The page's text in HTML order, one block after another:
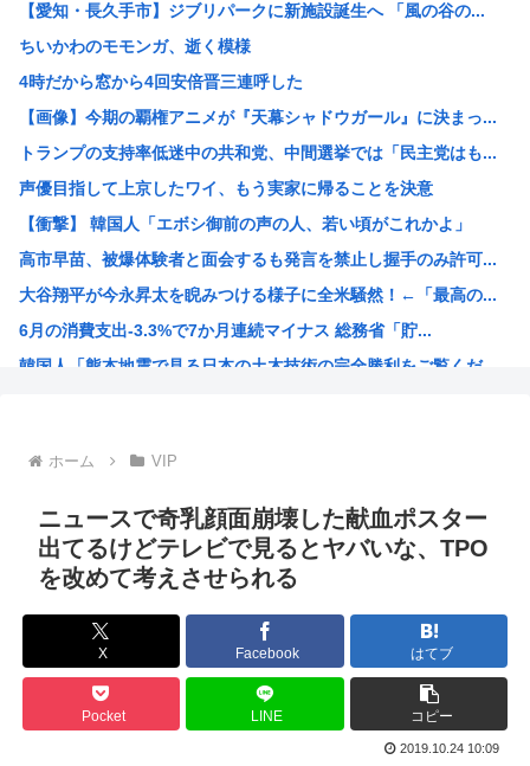
コメ卸大手さん、営業利益83%減 高値で買い込んだ米が売...
【画像】浴衣おつぱいたまらんwww
【画像】ココリコ田中「あかん、浜田メッチャ腹立つ奴やなぁ...
保護猫カフェで流血するくらい引っ掻かれちゃった店員さんか...
中国人のリウさん、新エネ車で国境越えたら遠隔操作で30時...
新幹線の指定席…早めに予約した通路側の席に、見知らぬ母子...
【悲報】なぜ、「日常系アニメ」は廃れたのか？
【画像】地方で閉店しまくったイトーヨーカドー、にじさんじ...
【画像】こういう水着ギャル好きなやつ
【悲報】20歳から8か月の年金未納、事故で手足3本を失う...
【愛知・長久手市】ジブリパークに新施設誕生へ 「風の谷の...
ちいかわのモモンガ、逝く模様
4時だから窓から4回安倍晋三連呼した
【画像】今期の覇権アニメが『天幕シャドウガール』に決まっ...
トランプの支持率低迷中の共和党、中間選挙では「民主党はも...
声優目指して上京したワイ、もう実家に帰ることを決意
【衝撃】 韓国人「エボシ御前の声の人、若い頃がこれかよ」
高市早苗、被爆体験者と面会するも発言を禁止し握手のみ許可...
大谷翔平が今永昇太を睨みつける様子に全米騒然！←「最高の...
6月の消費支出-3.3%で7か月連続マイナス 総務省「貯...
韓国人「熊本地震で見る日本の土木技術の完全勝利をご覧くだ...
海外「まるでタイムスリップしたみたいだ…！」日本の江戸時...
【衝撃】 韓国人「エボシ御前の声の人、若い頃がこれかよ」
首相官邸「高市総理の映像を悪用した偽サイトに注意してくだ...
ヤニネコに一つだけ文句言わせてくれ
声優、なんかAIに勝ちそう。「声も「人格の象徴」明記、法...
高市政府「原油調達コストはみんなで負担してもらうわよ！」
謎の新人女性声優H、彗星の如く水着で現れ声優水着界隈をざ...
【高市】「フキハラのプロ」高市早苗のほっぺたをプクッと膨...
大谷翔平が今永昇太を睨みつける様子に全米騒然！←「最高の...
ホーム VIP
ニュースで奇乳顔面崩壊した献血ポスター
出てるけどテレビで見るとヤバいな、TPO
を改めて考えさせられる
X Facebook はてブ
Pocket LINE コピー
2019.10.24 10:09